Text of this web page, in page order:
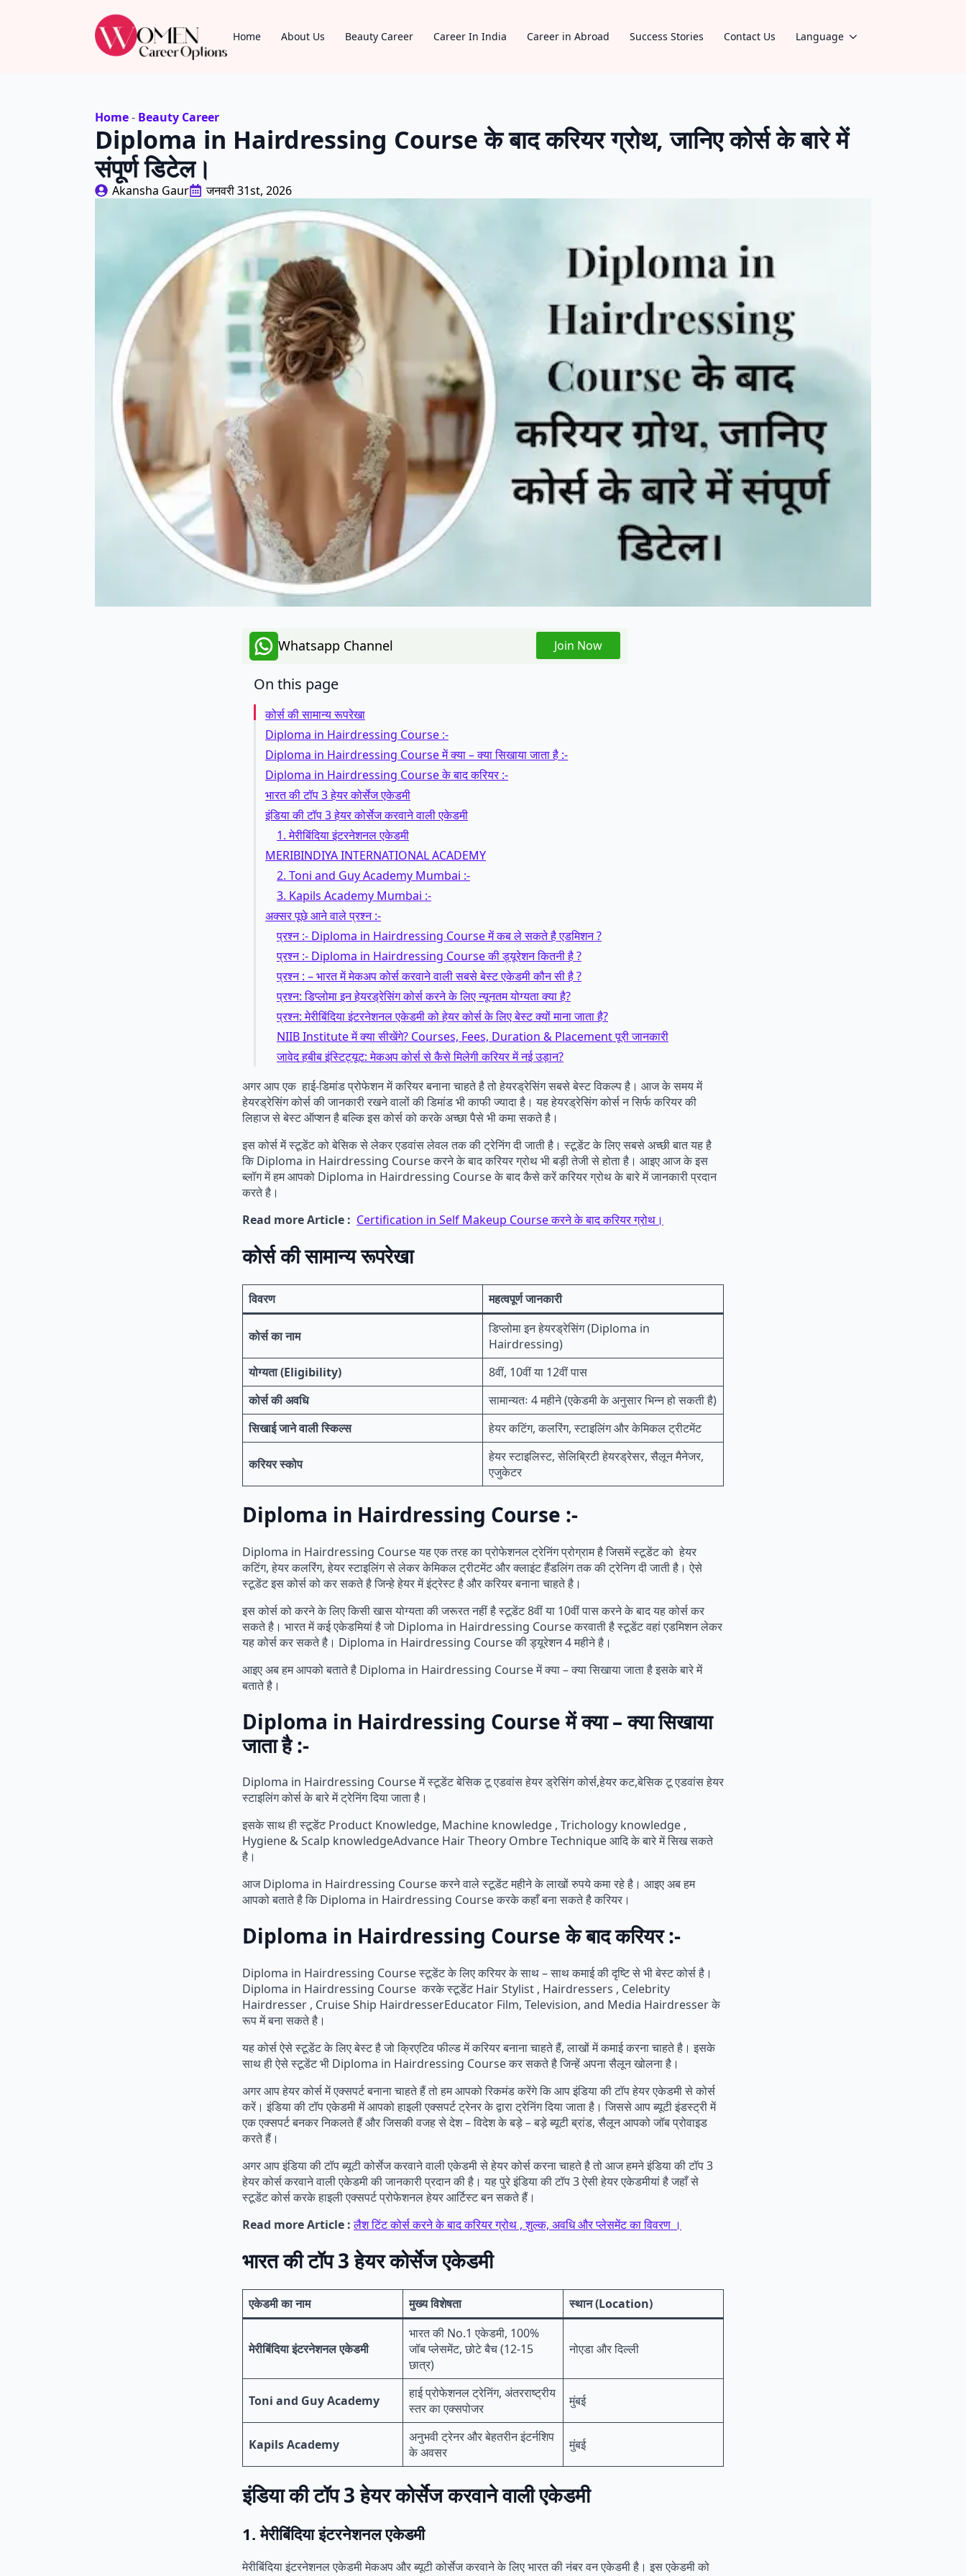
Home About Us Beauty Career Career In India Career in Abroad Success Stories Contact Us Language
Home- Beauty Career
Diploma in Hairdressing Course के बाद करियर ग्रोथ, जानिए कोर्स के बारे में
संपूर्ण डिटेल।
Akansha Gaur जनवरी 31st, 2026
Whatsapp Channel Join Now
On this page
कोर्स की सामान्य रूपरेखा
Diploma in Hairdressing Course :-
Diploma in Hairdressing Course में क्या – क्या सिखाया जाता है :-
Diploma in Hairdressing Course के बाद करियर :-
भारत की टॉप 3 हेयर कोर्सेज एकेडमी
इंडिया की टॉप 3 हेयर कोर्सेज करवाने वाली एकेडमी
1. मेरीबिंदिया इंटरनेशनल एकेडमी
MERIBINDIYA INTERNATIONAL ACADEMY
2. Toni and Guy Academy Mumbai :-
3. Kapils Academy Mumbai :-
अक्सर पूछे आने वाले प्रश्न :-
प्रश्न :- Diploma in Hairdressing Course में कब ले सकते है एडमिशन ?
प्रश्न :- Diploma in Hairdressing Course की ड्यूरेशन कितनी है ?
प्रश्न : – भारत में मेकअप कोर्स करवाने वाली सबसे बेस्ट एकेडमी कौन सी है ?
प्रश्न: डिप्लोमा इन हेयरड्रेसिंग कोर्स करने के लिए न्यूनतम योग्यता क्या है?
प्रश्न: मेरीबिंदिया इंटरनेशनल एकेडमी को हेयर कोर्स के लिए बेस्ट क्यों माना जाता है?
NIIB Institute में क्या सीखेंगे? Courses, Fees, Duration & Placement पूरी जानकारी
जावेद हबीब इंस्टिट्यूट: मेकअप कोर्स से कैसे मिलेगी करियर में नई उड़ान?
अगर आप एक हाई-डिमांड प्रोफेशन में करियर बनाना चाहते है तो हेयरड्रेसिंग सबसे बेस्ट विकल्प है। आज के समय में
हेयरड्रेसिंग कोर्स की जानकारी रखने वालों की डिमांड भी काफी ज्यादा है। यह हेयरड्रेसिंग कोर्स न सिर्फ करियर की
लिहाज से बेस्ट ऑप्शन है बल्कि इस कोर्स को करके अच्छा पैसे भी कमा सकते है।
इस कोर्स में स्टूडेंट को बेसिक से लेकर एडवांस लेवल तक की ट्रेनिंग दी जाती है। स्टूडेंट के लिए सबसे अच्छी बात यह है
कि Diploma in Hairdressing Course करने के बाद करियर ग्रोथ भी बड़ी तेजी से होता है। आइए आज के इस
ब्लॉग में हम आपको Diploma in Hairdressing Course के बाद कैसे करें करियर ग्रोथ के बारे में जानकारी प्रदान
करते है।
Read more Article : Certification in Self Makeup Course​ करने के बाद करियर ग्रोथ।
कोर्स की सामान्य रूपरेखा
विवरण महत्वपूर्ण जानकारी
कोर्स का नाम
डिप्लोमा इन हेयरड्रेसिंग (Diploma in
Hairdressing)
योग्यता (Eligibility)
8वीं, 10वीं या 12वीं पास
कोर्स की अवधि
सामान्यतः 4 महीने (एकेडमी के अनुसार भिन्न हो सकती है)
सिखाई जाने वाली स्किल्स
हेयर कटिंग, कलरिंग, स्टाइलिंग और केमिकल ट्रीटमेंट
करियर स्कोप
हेयर स्टाइलिस्ट, सेलिब्रिटी हेयरड्रेसर, सैलून मैनेजर,
एजुकेटर
Diploma in Hairdressing Course :-
Diploma in Hairdressing Course यह एक तरह का प्रोफेशनल ट्रेनिंग प्रोग्राम है जिसमें स्टूडेंट को हेयर
कटिंग, हेयर कलरिंग, हेयर स्टाइलिंग से लेकर केमिकल ट्रीटमेंट और क्लाइंट हैंडलिंग तक की ट्रेनिग दी जाती है। ऐसे
स्टूडेंट इस कोर्स को कर सकते है जिन्हे हेयर में इंट्रेस्ट है और करियर बनाना चाहते है।
इस कोर्स को करने के लिए किसी खास योग्यता की जरूरत नहीं है स्टूडेंट 8वीं या 10वीं पास करने के बाद यह कोर्स कर
सकते है। भारत में कई एकेडमियां है जो Diploma in Hairdressing Course करवाती है स्टूडेंट वहां एडमिशन लेकर
यह कोर्स कर सकते है। Diploma in Hairdressing Course की ड्यूरेशन 4 महीने है।
आइए अब हम आपको बताते है Diploma in Hairdressing Course में क्या – क्या सिखाया जाता है इसके बारे में
बताते है।
Diploma in Hairdressing Course में क्या – क्या सिखाया
जाता है :-
Diploma in Hairdressing Course में स्टूडेंट बेसिक टू एडवांस हेयर ड्रेसिंग कोर्स,हेयर कट,बेसिक टू एडवांस हेयर
स्टाइलिंग कोर्स के बारे में ट्रेनिंग दिया जाता है।
इसके साथ ही स्टूडेंट Product Knowledge, Machine knowledge , Trichology knowledge ,
Hygiene & Scalp knowledgeAdvance Hair Theory Ombre Technique आदि के बारे में सिख सकते
है।
आज Diploma in Hairdressing Course करने वाले स्टूडेंट महीने के लाखों रुपये कमा रहे है। आइए अब हम
आपको बताते है कि Diploma in Hairdressing Course करके कहाँ बना सकते है करियर।
Diploma in Hairdressing Course के बाद करियर :-
Diploma in Hairdressing Course स्टूडेंट के लिए करियर के साथ – साथ कमाई की दृष्टि से भी बेस्ट कोर्स है।
Diploma in Hairdressing Course करके स्टूडेंट Hair Stylist , Hairdressers , Celebrity
Hairdresser , Cruise Ship HairdresserEducator Film, Television, and Media Hairdresser के
रूप में बना सकते है।
यह कोर्स ऐसे स्टूडेंट के लिए बेस्ट है जो क्रिएटिव फील्ड में करियर बनाना चाहते हैं, लाखों में कमाई करना चाहते है। इसके
साथ ही ऐसे स्टूडेंट भी Diploma in Hairdressing Course कर सकते है जिन्हें अपना सैलून खोलना है।
अगर आप हेयर कोर्स में एक्सपर्ट बनाना चाहते हैं तो हम आपको रिकमंड करेंगे कि आप इंडिया की टॉप हेयर एकेडमी से कोर्स
करें। इंडिया की टॉप एकेडमी में आपको हाइली एक्सपर्ट ट्रेनर के द्वारा ट्रेनिंग दिया जाता है। जिससे आप ब्यूटी इंडस्ट्री में
एक एक्सपर्ट बनकर निकलते हैं और जिसकी वजह से देश – विदेश के बड़े – बड़े ब्यूटी ब्रांड, सैलून आपको जॉब प्रोवाइड
करते हैं।
अगर आप इंडिया की टॉप ब्यूटी कोर्सेज करवाने वाली एकेडमी से हेयर कोर्स करना चाहते है तो आज हमने इंडिया की टॉप 3
हेयर कोर्स करवाने वाली एकेडमी की जानकारी प्रदान की है। यह पुरे इंडिया की टॉप 3 ऐसी हेयर एकेडमीयां है जहाँ से
स्टूडेंट कोर्स करके हाइली एक्सपर्ट प्रोफेशनल हेयर आर्टिस्ट बन सकते हैं।
Read more Article :लैश टिंट कोर्स करने के बाद करियर ग्रोथ , शुल्क, अवधि और प्लेसमेंट का विवरण ।
भारत की टॉप 3 हेयर कोर्सेज एकेडमी
एकेडमी का नाम मुख्य विशेषता स्थान (Location)
मेरीबिंदिया इंटरनेशनल एकेडमी
भारत की No.1 एकेडमी, 100%
जॉब प्लेसमेंट, छोटे बैच (12-15
छात्र)
नोएडा और दिल्ली
Toni and Guy Academy
हाई प्रोफेशनल ट्रेनिंग, अंतरराष्ट्रीय
स्तर का एक्सपोजर
मुंबई
Kapils Academy
अनुभवी ट्रेनर और बेहतरीन इंटर्नशिप
के अवसर
मुंबई
इंडिया की टॉप 3 हेयर कोर्सेज करवाने वाली एकेडमी
1. मेरीबिंदिया इंटरनेशनल एकेडमी
मेरीबिंदिया इंटरनेशनल एकेडमी मेकअप और ब्यूटी कोर्सेज करवाने के लिए भारत की नंबर वन एकेडमी है। इस एकेडमी को